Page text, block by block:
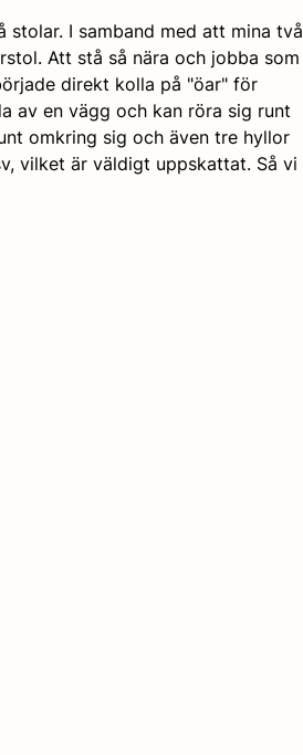
I samband med att mina två
Att stå så nära och jobba som
direkt kolla på "öar" för
av en vägg och kan röra sig runt
omkring sig och även tre hyllor
vilket är väldigt uppskattat. Så vi